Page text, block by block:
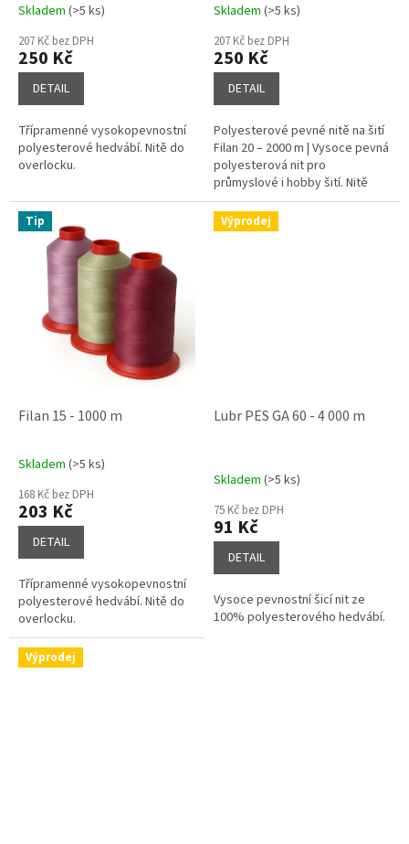
Průměrné
hodnocení
produktu
je
4,5
hvězdiček.
Skladem (>5 ks)
207 Kč bez DPH
250 Kč
DETAIL
Třípramenné vysokopevnostní
polyesterové hedvábí. Nitě do
overlocku.
Průměrné
hodnocení
produktu
je
5,0
hvězdiček.
Skladem (>5 ks)
207 Kč bez DPH
250 Kč
DETAIL
Polyesterové pevné nitě na šití
Filan 20 – 2000 m | Vysoce pevná
polyesterová nit pro
průmyslové i hobby šití. Nitě
vhodné do overlocku.
Tip
Filan 15 - 1000 m
Průměrné
hodnocení
produktu
je
4,6
hvězdiček.
Skladem (>5 ks)
168 Kč bez DPH
203 Kč
DETAIL
Třípramenné vysokopevnostní
polyesterové hedvábí. Nitě do
overlocku.
Výprodej
Lubr PES GA 60 - 4 000 m
Skladem (>5 ks)
75 Kč bez DPH
91 Kč
DETAIL
Vysoce pevnostní šicí nit ze
100% polyesterového hedvábí.
Výprodej